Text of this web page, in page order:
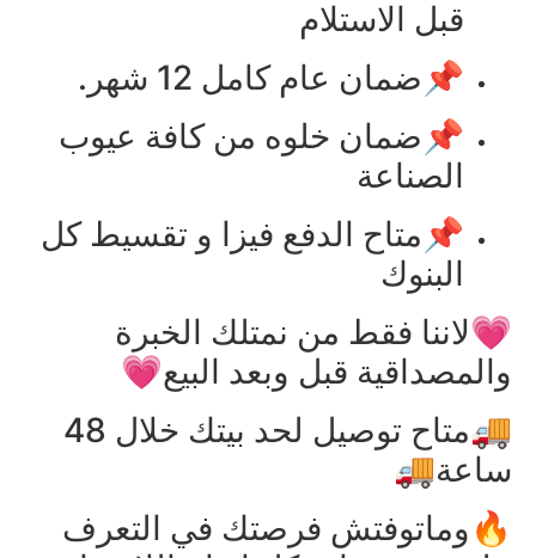
قبل الاستلام
📌ضمان عام كامل 12 شهر.
📌ضمان خلوه من كافة عيوب
الصناعة
📌متاح الدفع فيزا و تقسيط كل
البنوك
💗لاننا فقط من نمتلك الخبرة
والمصداقية قبل وبعد البيع💗
🚚متاح توصيل لحد بيتك خلال 48
ساعة🚚
🔥وماتوفتش فرصتك في التعرف